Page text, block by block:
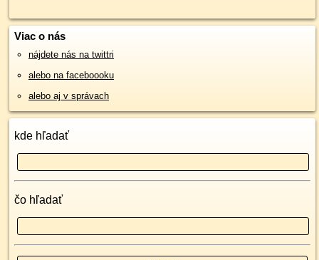
Viac o nás
nájdete nás na twittri
alebo na faceboooku
alebo aj v správach
kde hľadať
čo hľadať